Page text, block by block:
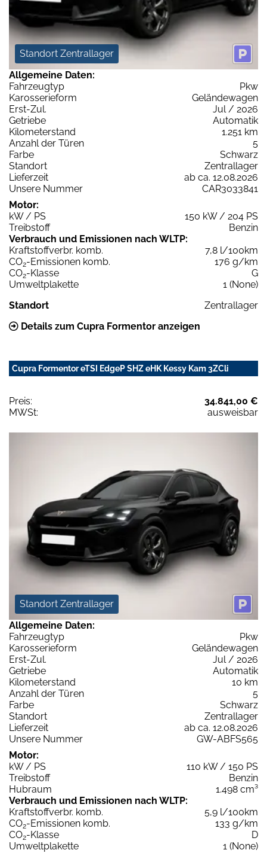
Standort Zentrallager
Allgemeine Daten:
Fahrzeugtyp
Pkw
Karosserieform
Geländewagen
Erst-Zul.
Jul / 2026
Getriebe
Automatik
Kilometerstand
1.251 km
Anzahl der Türen
5
Farbe
Schwarz
Standort
Zentrallager
Lieferzeit
ab ca. 12.08.2026
Unsere Nummer
CAR3033841
Motor:
kW / PS
150 kW / 204 PS
Treibstoff
Benzin
Verbrauch und Emissionen nach WLTP:
Kraftstoffverbr. komb.
7,8 l/100km
CO2-Emissionen komb.
176 g/km
CO2-Klasse
G
Umweltplakette
1 (None)
Standort
Zentrallager
Details zum Cupra Formentor anzeigen
Cupra Formentor eTSI EdgeP SHZ eHK Kessy Kam 3ZCli
Preis:
34.841,00 €
MWSt:
ausweisbar
Standort Zentrallager
Allgemeine Daten:
Fahrzeugtyp
Pkw
Karosserieform
Geländewagen
Erst-Zul.
Jul / 2026
Getriebe
Automatik
Kilometerstand
10 km
Anzahl der Türen
5
Farbe
Schwarz
Standort
Zentrallager
Lieferzeit
ab ca. 12.08.2026
Unsere Nummer
GW-ABFS565
Motor:
kW / PS
110 kW / 150 PS
Treibstoff
Benzin
Hubraum
1.498 cm³
Verbrauch und Emissionen nach WLTP:
Kraftstoffverbr. komb.
5,9 l/100km
CO2-Emissionen komb.
133 g/km
CO2-Klasse
D
Umweltplakette
1 (None)